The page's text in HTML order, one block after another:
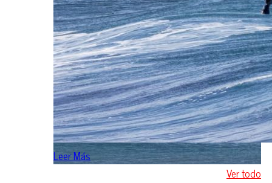
Leer Más
Ver todo